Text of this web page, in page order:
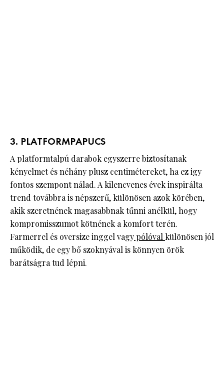
3. PLATFORMPAPUCS
A platformtalpú darabok egyszerre biztosítanak
kényelmet és néhány plusz centimétereket, ha ez igy
fontos szempont nálad. A kilencvenes évek inspirálta
trend továbbra is népszerű, különösen azok körében,
akik szeretnének magasabbnak tűnni anélkül, hogy
kompromisszumot kötnének a komfort terén.
Farmerrel és oversize inggel vagy pólóval különösen jól
működik, de egy bő szoknyával is könnyen örök
barátságra tud lépni.